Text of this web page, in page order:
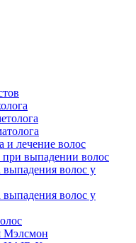
и лечение волос
выпадении волос
выпадения волос у
выпадения волос у
Мэлсмон